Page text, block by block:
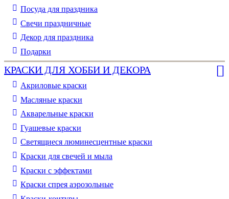
Посуда для праздника
Свечи праздничные
Декор для праздника
Подарки
КРАСКИ ДЛЯ ХОББИ И ДЕКОРА
Акриловые краски
Масляные краски
Акварельные краски
Гуашевые краски
Светящиеся люминесцентные краски
Краски для свечей и мыла
Краски с эффектами
Краски спрея аэрозольные